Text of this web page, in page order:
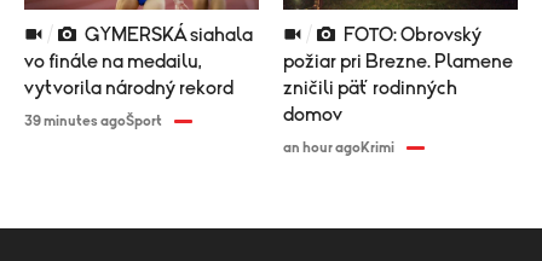
vo finále na medailu,
vytvorila národný rekord
39 minutes agoŠport
požiar pri Brezne. Plamene
zničili päť rodinných
domov
an hour agoKrimi